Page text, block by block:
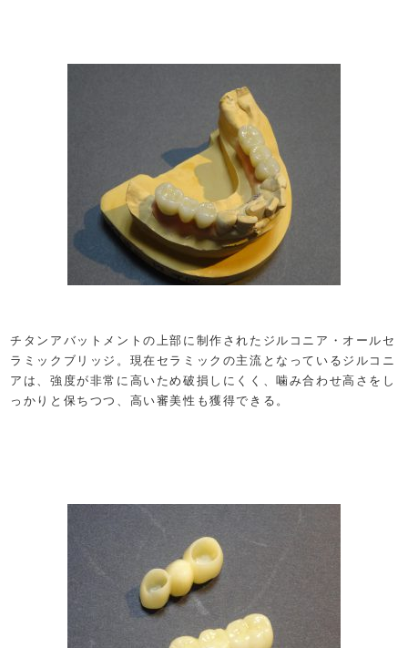
チタンアバットメントの上部に制作されたジルコニア・オールセ
ラミックブリッジ。現在セラミックの主流となっているジルコニ
アは、強度が非常に高いため破損しにくく、噛み合わせ高さをし
っかりと保ちつつ、高い審美性も獲得できる。